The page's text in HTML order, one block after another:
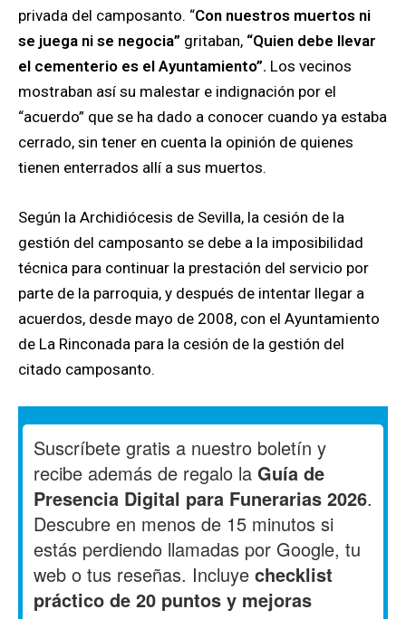
privada del camposanto. “Con nuestros muertos ni
se juega ni se negocia” gritaban, “Quien debe llevar
el cementerio es el Ayuntamiento”. Los vecinos
mostraban así su malestar e indignación por el
“acuerdo” que se ha dado a conocer cuando ya estaba
cerrado, sin tener en cuenta la opinión de quienes
tienen enterrados allí a sus muertos.
Según la Archidiócesis de Sevilla, la cesión de la
gestión del camposanto se debe a la imposibilidad
técnica para continuar la prestación del servicio por
parte de la parroquia, y después de intentar llegar a
acuerdos, desde mayo de 2008, con el Ayuntamiento
de La Rinconada para la cesión de la gestión del
citado camposanto.